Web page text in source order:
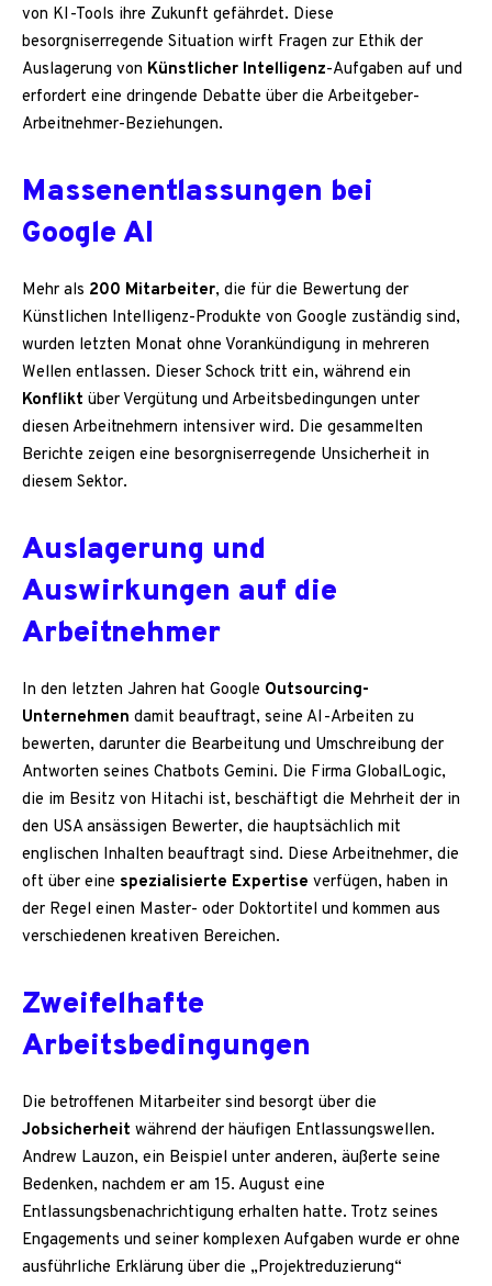
von KI-Tools ihre Zukunft gefährdet. Diese
besorgniserregende Situation wirft Fragen zur Ethik der
Auslagerung von Künstlicher Intelligenz-Aufgaben auf und
erfordert eine dringende Debatte über die Arbeitgeber-
Arbeitnehmer-Beziehungen.
Massenentlassungen bei
Google AI
Mehr als 200 Mitarbeiter, die für die Bewertung der
Künstlichen Intelligenz-Produkte von Google zuständig sind,
wurden letzten Monat ohne Vorankündigung in mehreren
Wellen entlassen. Dieser Schock tritt ein, während ein
Konflikt über Vergütung und Arbeitsbedingungen unter
diesen Arbeitnehmern intensiver wird. Die gesammelten
Berichte zeigen eine besorgniserregende Unsicherheit in
diesem Sektor.
Auslagerung und
Auswirkungen auf die
Arbeitnehmer
In den letzten Jahren hat Google Outsourcing-
Unternehmen damit beauftragt, seine AI-Arbeiten zu
bewerten, darunter die Bearbeitung und Umschreibung der
Antworten seines Chatbots Gemini. Die Firma GlobalLogic,
die im Besitz von Hitachi ist, beschäftigt die Mehrheit der in
den USA ansässigen Bewerter, die hauptsächlich mit
englischen Inhalten beauftragt sind. Diese Arbeitnehmer, die
oft über eine spezialisierte Expertise verfügen, haben in
der Regel einen Master- oder Doktortitel und kommen aus
verschiedenen kreativen Bereichen.
Zweifelhafte
Arbeitsbedingungen
Die betroffenen Mitarbeiter sind besorgt über die
Jobsicherheit während der häufigen Entlassungswellen.
Andrew Lauzon, ein Beispiel unter anderen, äußerte seine
Bedenken, nachdem er am 15. August eine
Entlassungsbenachrichtigung erhalten hatte. Trotz seines
Engagements und seiner komplexen Aufgaben wurde er ohne
ausführliche Erklärung über die „Projektreduzierung“